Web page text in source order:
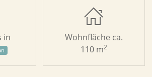
in
Wohnfläche ca.
110 m2